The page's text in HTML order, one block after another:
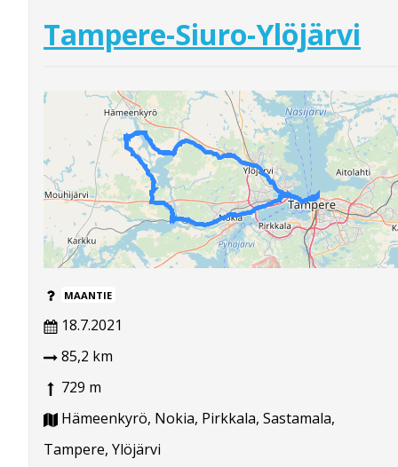
Tampere-Siuro-Ylöjärvi
MAANTIE
18.7.2021
85,2 km
729 m
Hämeenkyrö, Nokia, Pirkkala, Sastamala,
Tampere, Ylöjärvi